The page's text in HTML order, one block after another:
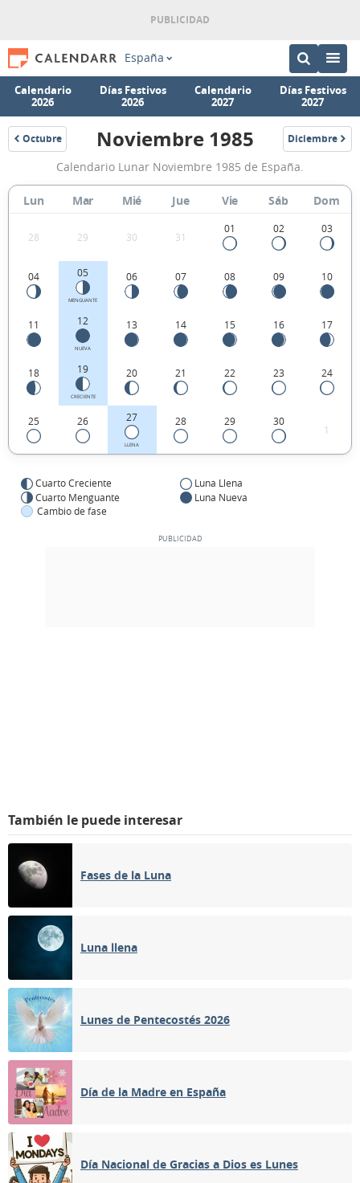
España
Calendario
2026
Días Festivos
2026
Calendario
2027
Días Festivos
2027
Octubre
1985
Calendario
Lunar
Noviembre
España.
Noviembre 1985 Diciembre
1985
Calendario Lunar Noviembre 1985 de España.
Lun Mar Mié Jue Vie Sáb Dom
28 29 30 31
01 02 03
04 05
MENGUANTE
06 07 08 09 10
11 12
NUEVA
13 14 15 16 17
18 19
CRECIENTE
20 21 22 23 24
25 26 27
LLENA
28 29 30
1
Cuarto Creciente
Luna Llena
Cuarto Menguante
Luna Nueva
Cambio de fase
También le puede interesar
Fases de la Luna
Luna llena
Lunes de Pentecostés 2026
Día de la Madre en España
Día Nacional de Gracias a Dios es Lunes